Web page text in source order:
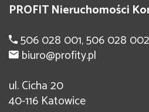
PROFIT Nieruchomości
506 028 001, 506 028 002
biuro@profity.pl
ul. Cicha 20
40-116 Katowice